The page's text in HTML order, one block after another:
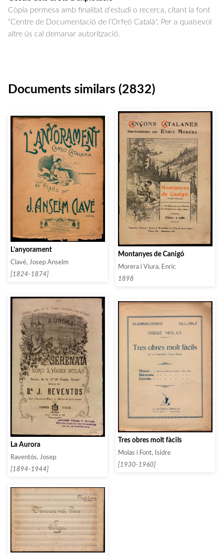
Còpia permesa amb finalitat d'estudi o recerca, citant la font
"Centre de Documentació de l’Orfeó Català". Per a qualsevol
altre ús cal demanar autorització.
Documents similars (2832)
L’anyorament
Clavé, Josep Anselm
[1824-1874]
Montanyes de Canigó
Morera i Viura, Enric
1898
La Aurora
Raventós, Josep
[1894-1944]
Tres obres molt fàcils
Molas i Font, Isidre
[1930-1960]